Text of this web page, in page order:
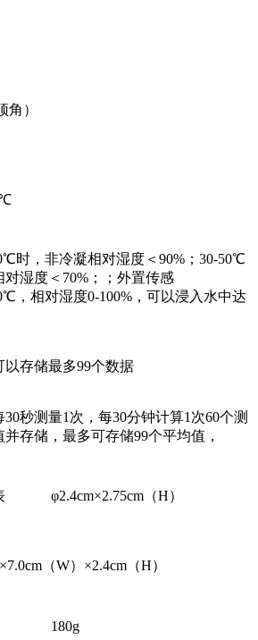
角）
℃
时，非冷凝相对湿度＜90%；30-50℃
对湿度＜70%；；外置传感
，相对湿度0-100%，可以浸入水中达
以存储最多99个数据
30秒测量1次，每30分钟计算1次60个测
存储，最多可存储99个平均值，
φ2.4cm×2.75cm（H）
（W）×2.4cm（H）
180g